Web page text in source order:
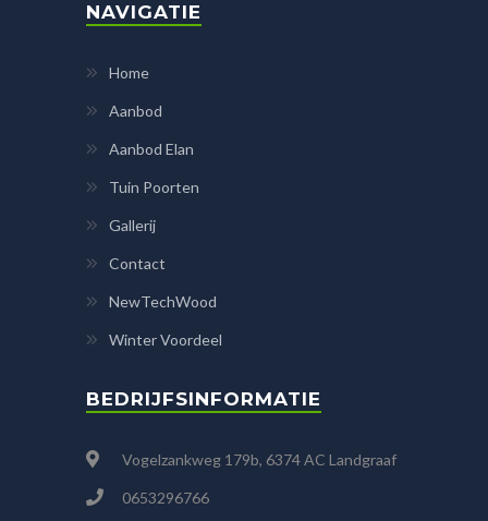
NAVIGATIE
Home
Aanbod
Aanbod Elan
Tuin Poorten
Gallerij
Contact
NewTechWood
Winter Voordeel
BEDRIJFSINFORMATIE
Vogelzankweg 179b, 6374 AC Landgraaf
0653296766